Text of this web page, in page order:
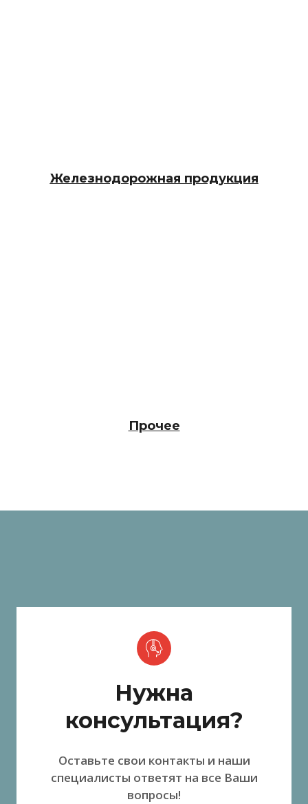
Железнодорожная продукция
Прочее
Нужна
консультация?
Оставьте свои контакты и наши
специалисты ответят на все Ваши
вопросы!